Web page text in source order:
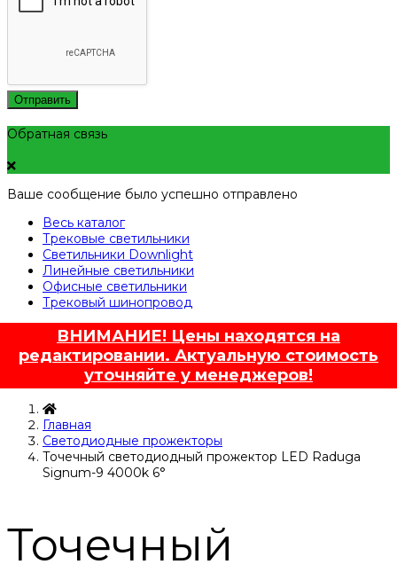
Отправить
Обратная связь
Ваше сообщение было успешно отправлено
Весь каталог
Трековые светильники
Светильники Downlight
Линейные светильники
Офисные светильники
Трековый шинопровод
ВНИМАНИЕ! Цены находятся на
редактировании. Актуальную стоимость
уточняйте у менеджеров!
Главная
Светодиодные прожекторы
Точечный светодиодный прожектор LED Raduga
Signum-9 4000k 6°
Точечный